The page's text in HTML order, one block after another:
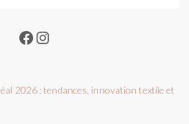
Facebook
Instagram
2026 : tendances, innovation textile et